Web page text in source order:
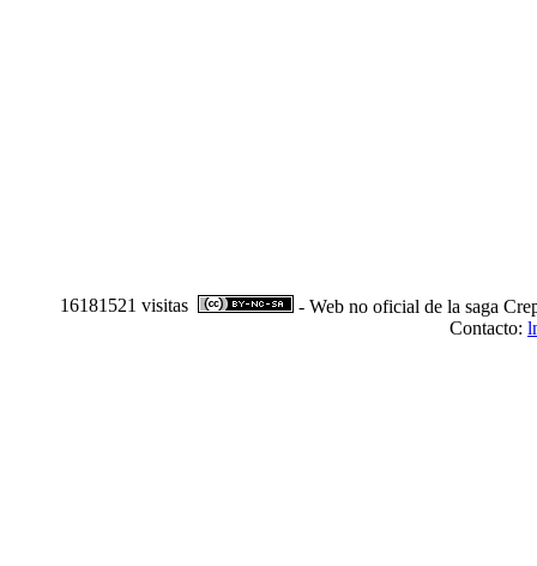
16181521 visitas
- Web no oficial de la saga
Contacto: